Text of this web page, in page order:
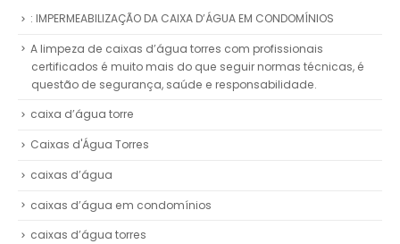
: IMPERMEABILIZAÇÃO DA CAIXA D’ÁGUA EM CONDOMÍNIOS
A limpeza de caixas d’água torres com profissionais
certificados é muito mais do que seguir normas técnicas, é
questão de segurança, saúde e responsabilidade.
caixa d’água torre
Caixas d'Água Torres
caixas d’água
caixas d’água em condomínios
caixas d’água torres